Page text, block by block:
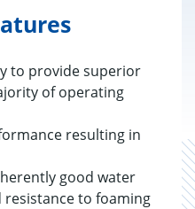
to provide superior
of operating
resulting in
good water
to foaming